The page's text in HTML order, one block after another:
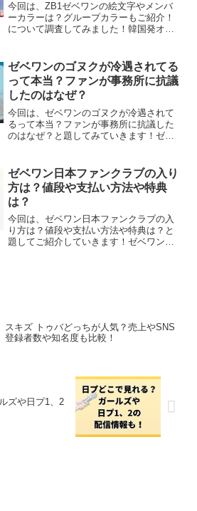
今回は、ZB1ゼベワンの絵文字やメンバ
ーカラーは？グループカラーもご紹介！
について調査してみました！韓国発オー
ZB1（ゼベワン）。韓国人６人、中国人2
人、カナダ人1人で結...
ゼベワンのゴヌクが冷遇されてる
って本当？ファンが事務所に抗議
したのはなぜ？
今回は、ゼベワンのゴヌクが冷遇されて
るって本当？ファンが事務所に抗議した
のはなぜ？と題してみていきます！ゼベ
籍グループです！2023年7月に待望のデビ
ューを果たし、事...
ゼベワン日本ファンクラブの入り
方は？値段や支払い方法や特典
は？
今回は、ゼベワン日本ファンクラブの入
り方は？値段や支払い方法や特典は？と
題してご紹介していきます！ゼベワンは
スキズ トゥバどっちが人気？売上やSNS
登録者数や知名度も比較！
ズや日プ1、2